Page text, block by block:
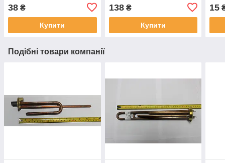
Ø63мм для тенів Thermex
38 ₴
Купити
138₴
Купити
15
Подібні товари компанії